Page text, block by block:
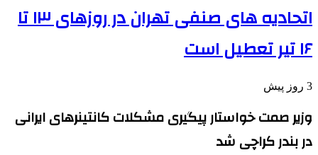
اتحادیه های صنفی تهران در روزهای ۱۳ تا
۱۶ تیر تعطیل است
3 روز پیش
وزیر صمت خواستار پیگیری مشکلات کانتینرهای ایرانی
در بندر کراچی شد